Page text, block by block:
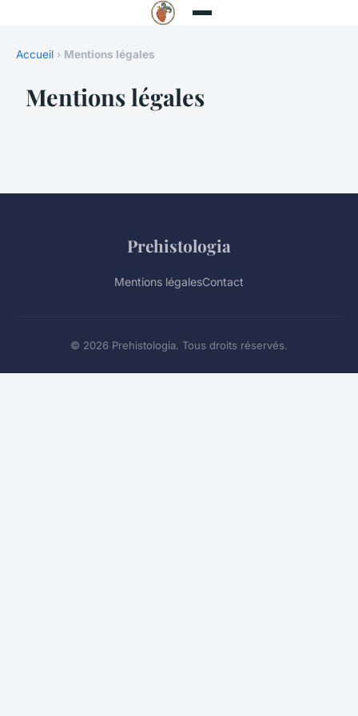
Accueil › Mentions légales
Mentions légales
Prehistologia
Mentions légalesContact
© 2026 Prehistologia. Tous droits réservés.